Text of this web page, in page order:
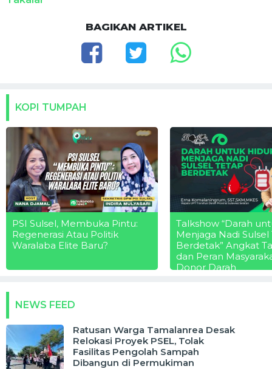
BAGIKAN ARTIKEL
KOPI TUMPAH
PSI Sulsel, Membuka Pintu:
Regenerasi Atau Politik
Waralaba Elite Baru?
Talkshow “Darah
Menjaga Nadi Sulsel
Berdetak” Angkat
dan Peran
Donor Darah
NEWS FEED
Ratusan Warga Tamalanrea Desak
Relokasi Proyek PSEL, Tolak
Fasilitas Pengolah Sampah
Dibangun di Permukiman